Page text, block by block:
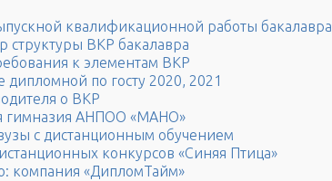
квалификационной работы бакалавра
структуры ВКР бакалавра
к элементам ВКР
по госту 2020, 2021
о ВКР
гимназия АНПОО «МАНО»
с дистанционным обучением
конкурсов «Синяя Птица»
компания «ДипломТайм»